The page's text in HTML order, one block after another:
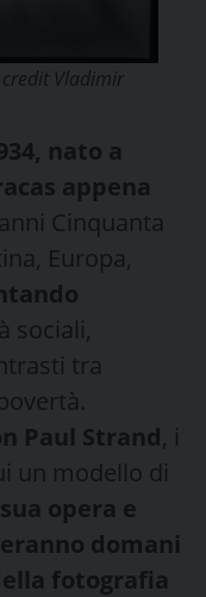
Vladimir
nato a
appena
Cinquanta
Europa,
sociali,
tra
Paul Strand, i
un modello di
opera e
domani
fotografia